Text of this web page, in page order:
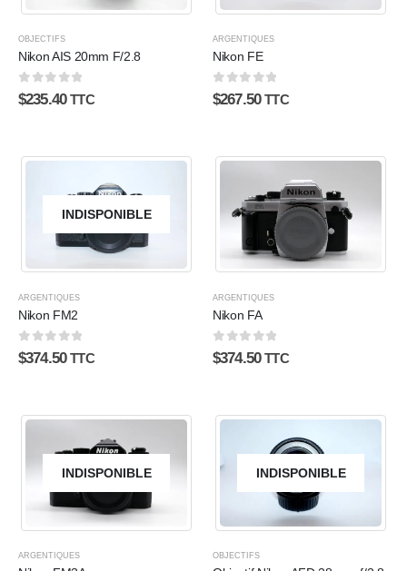
OBJECTIFS
Nikon AIS 20mm F/2.8
0sur 5
$235.40 TTC
ARGENTIQUES
Nikon FE
0sur 5
$267.50 TTC
INDISPONIBLE
ARGENTIQUES
Nikon FM2
0sur 5
$374.50 TTC
ARGENTIQUES
Nikon FA
0sur 5
$374.50 TTC
INDISPONIBLE
ARGENTIQUES
INDISPONIBLE
OBJECTIFS